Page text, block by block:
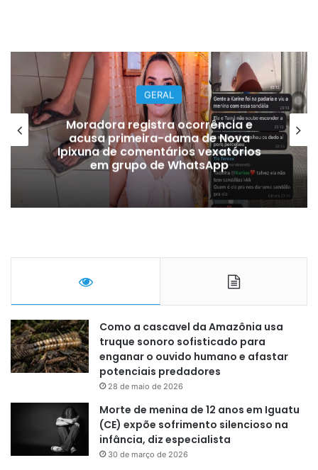
GERAL
Moradora registra ocorrência e
acusa primeira-dama de Nova
Ipixuna de comentários vexatórios
em grupo de WhatsApp
Como a cascavel da Amazônia usa
truque sonoro sofisticado para
enganar o ouvido humano e afastar
potenciais predadores
28 de maio de 2026
Morte de menina de 12 anos em Iguatu
(CE) expõe sofrimento silencioso na
infância, diz especialista
30 de março de 2026